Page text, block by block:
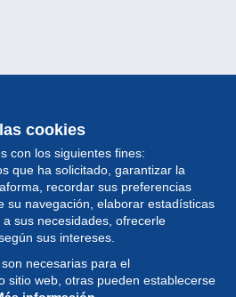
cookies
con los siguientes fines:
que ha solicitado, garantizar la
recordar sus preferencias
su navegación, elaborar estadísticas
sus necesidades, ofrecerle
sus intereses.
necesarias para el
sitio web, otras pueden establecerse